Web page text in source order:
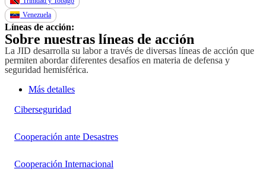
Venezuela
Líneas de acción:
Sobre nuestras líneas de acción
La JID desarrolla su labor a través de diversas líneas de acción que
permiten abordar diferentes desafíos en materia de defensa y
seguridad hemisférica.
Más detalles
Ciberseguridad
Cooperación ante Desastres
Cooperación Internacional